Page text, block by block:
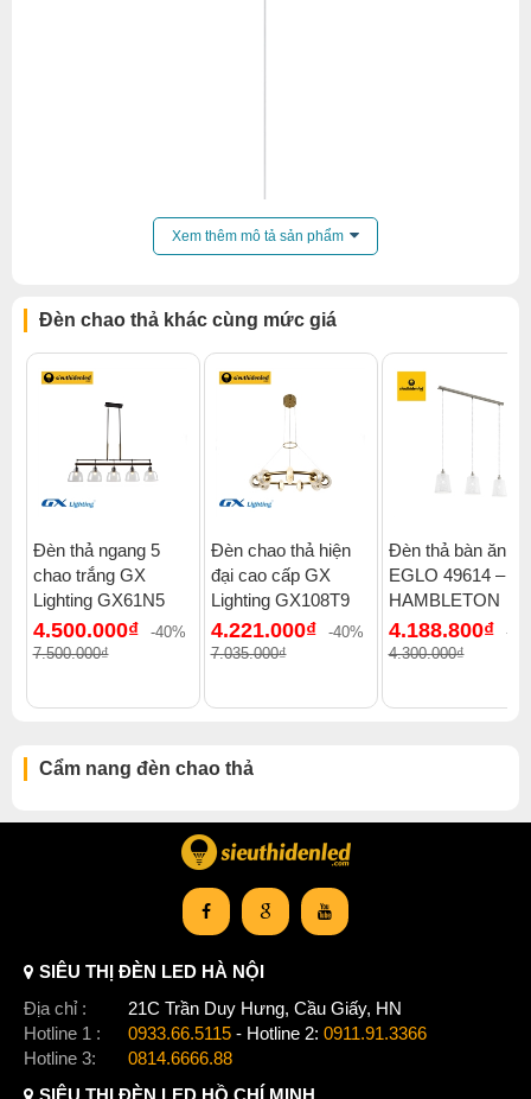
Xem thêm:Đèn chao thả hiện đại,Đèn chao thả đèn thả đơn
,Đèn chao thả 2000-3000k,Đèn chao thả chung cư cao cấp
,Đèn chao thả nhà phố liền kề ,
Đèn chao thả đèn chao thả eglo
Xem thêm mô tả sản phẩm
Đèn chao thả khác cùng mức giá
Đèn thả ngang 5
chao trắng GX
Lighting GX61N5
4.500.000₫
-40%
7.500.000₫
Đèn chao thả hiện
đại cao cấp GX
Lighting GX108T9
4.221.000₫
-40%
7.035.000₫
Đèn thả bàn ăn
EGLO 49614 –
HAMBLETON
4.188.800₫
-
4.300.000₫
Cẩm nang đèn chao thả
SIÊU THỊ ĐÈN LED HÀ NỘI
Địa chỉ :
21C Trần Duy Hưng, Cầu Giấy, HN
Hotline 1 :
0933.66.5115 - Hotline 2: 0911.91.3366
Hotline 3:
0814.6666.88
SIÊU THỊ ĐÈN LED HỒ CHÍ MINH